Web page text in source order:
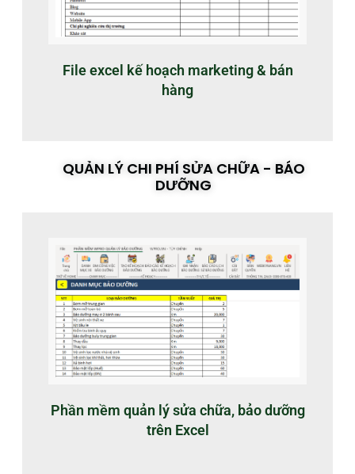
File excel kế hoạch marketing & bán
hàng
QUẢN LÝ CHI PHÍ SỬA CHỮA - BÁO
DƯỠNG
Phần mềm quản lý sửa chữa, bảo dưỡng
trên Excel